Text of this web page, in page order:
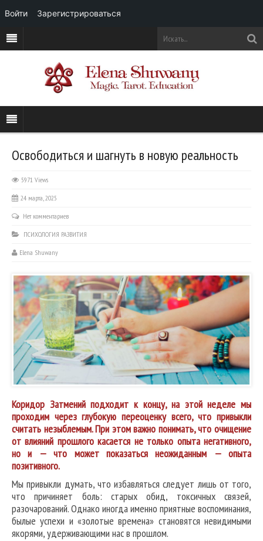
Освободиться и шагнуть в новую реальность
5971 Views
24 марта, 2025
Нет комментариев
ПСИХОЛОГИЯ РАЗВИТИЯ
Elena Shuwany
Коридор Затмений подходит к концу, на этой неделе мы
проходим через глубокую переоценку всего, что привыкли
считать незыблемым. При этом важно понимать, что очищение
от влияний прошлого касается не только опыта негативного,
но и — что может показаться неожиданным — опыта
позитивного.
Мы привыкли думать, что избавляться следует лишь от того,
что причиняет боль: старых обид, токсичных связей,
разочарований. Однако иногда именно приятные воспоминания,
былые успехи и «золотые времена» становятся невидимыми
якорями, удерживающими нас в прошлом.
Войти Зарегистрироваться